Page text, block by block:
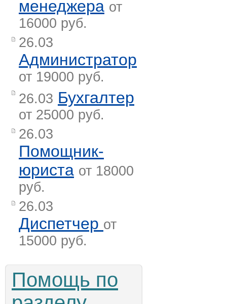
менеджера от
16000 руб.
26.03
Администратор
от 19000 руб.
26.03 Бухгалтер
от 25000 руб.
26.03
Помощник-
юриста от 18000
руб.
26.03
Диспетчер от
15000 руб.
Помощь по